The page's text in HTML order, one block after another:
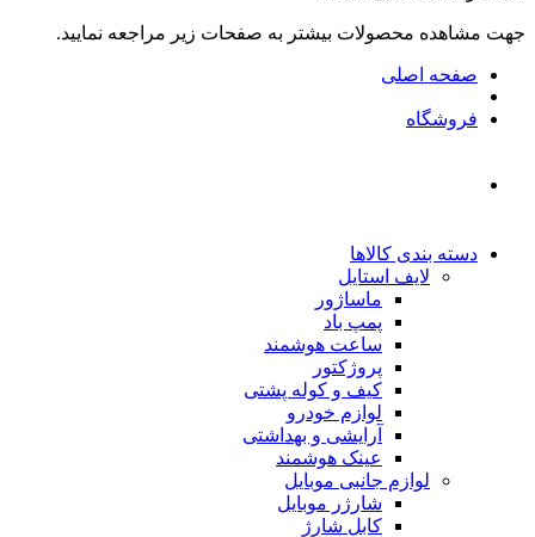
جهت مشاهده محصولات بیشتر به صفحات زیر مراجعه نمایید.
صفحه اصلی
فروشگاه
دسته بندی کالاها
لایف استایل
ماساژور
پمپ باد
ساعت هوشمند
پروژکتور
کیف و کوله پشتی
لوازم خودرو
آرایشی و بهداشتی
عینک هوشمند
لوازم جانبی موبایل
شارژر موبایل
کابل شارژ